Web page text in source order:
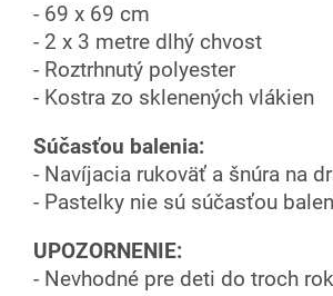
- 69 x 69 cm
- 2 x 3 metre dlhý chvost
- Roztrhnutý polyester
- Kostra zo sklenených vlákien
Súčasťou balenia:
- Navíjacia rukoväť a šnúra na
- Pastelky nie sú súčasťou
UPOZORNENIE:
- Nevhodné pre deti do troch